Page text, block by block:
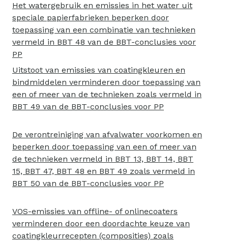
Het watergebruik en emissies in het water uit
speciale papierfabrieken beperken door
toepassing van een combinatie van technieken
vermeld in BBT 48 van de BBT-conclusies voor
PP
Uitstoot van emissies van coatingkleuren en
bindmiddelen verminderen door toepassing van
een of meer van de technieken zoals vermeld in
BBT 49 van de BBT-conclusies voor PP
De verontreiniging van afvalwater voorkomen en
beperken door toepassing van een of meer van
de technieken vermeld in BBT 13, BBT 14, BBT
15, BBT 47, BBT 48 en BBT 49 zoals vermeld in
BBT 50 van de BBT-conclusies voor PP
VOS-emissies van offline- of onlinecoaters
verminderen door een doordachte keuze van
coatingkleurrecepten (composities) zoals